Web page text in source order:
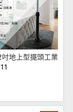
地上型擺頭工業